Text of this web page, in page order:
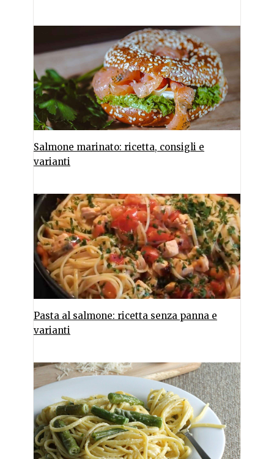
Salmone marinato: ricetta, consigli e
varianti
Pasta al salmone: ricetta senza panna e
varianti